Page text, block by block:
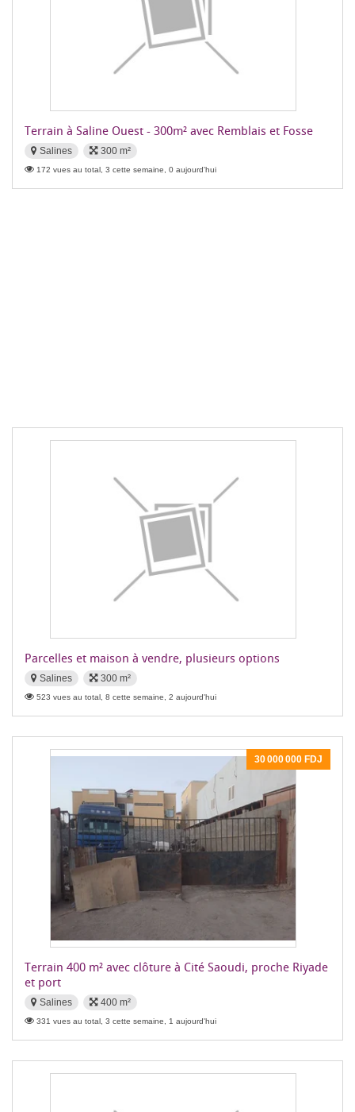
Terrain à Saline Ouest - 300m² avec Remblais et Fosse
Salines 300 m²
172 vues au total, 3 cette semaine, 0 aujourd'hui
Parcelles et maison à vendre, plusieurs options
Salines 300 m²
523 vues au total, 8 cette semaine, 2 aujourd'hui
30 000 000 FDJ
Terrain 400 m² avec clôture à Cité Saoudi, proche Riyade
et port
Salines 400 m²
331 vues au total, 3 cette semaine, 1 aujourd'hui